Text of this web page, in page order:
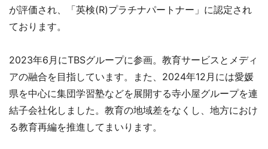
が評価され、「英検(R)プラチナパートナー」に認定され
ております。
2023年6月にTBSグループに参画。教育サービスとメディ
アの融合を目指しています。また、2024年12月には愛媛
県を中心に集団学習塾などを展開する寺小屋グループを連
結子会社化しました。教育の地域差をなくし、地方におけ
る教育再編を推進してまいります。